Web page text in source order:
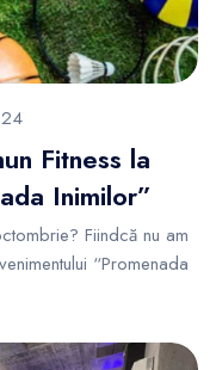
Fitness la
Inimilor”
Fiindcă nu am
“Promenada